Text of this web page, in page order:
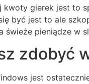
gierek jest to
być jest to ale
świeże pieniądze w
zdobyć
jest